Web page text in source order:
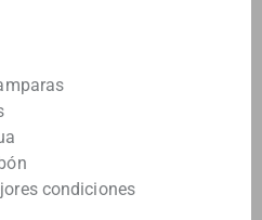
condiciones